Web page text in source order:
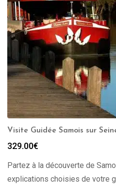
Visite Guidée Samois sur
329.00€
Partez à la découverte de
explications choisies de votre